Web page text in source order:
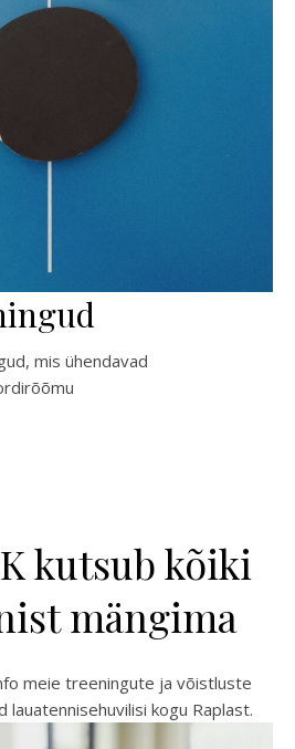
mis ühendavad
kutsub kõiki
mängima
meie treeningute ja võistluste
lauatennisehuvilisi kogu Raplast.